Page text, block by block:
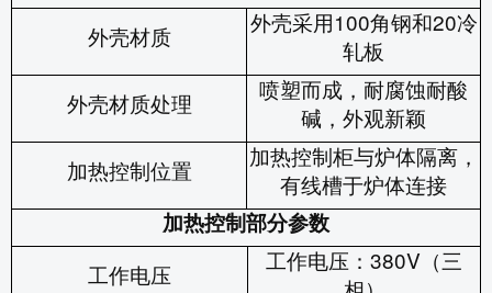
外壳材质
外壳采用100角钢和20冷
轧板
外壳材质处理
喷塑而成，耐腐蚀耐酸
碱，外观新颖
加热控制位置
加热控制柜与炉体隔离，
有线槽于炉体连接
加热控制部分参数
工作电压
工作电压： 380V （三